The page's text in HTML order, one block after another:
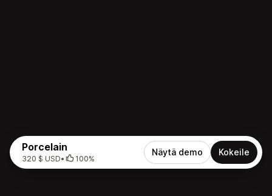
Porcelain
320 $ USD• 100%
Näytä demo Kokeile